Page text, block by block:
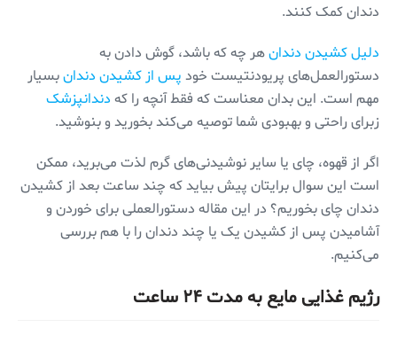
دندان کمک کنند.
دلیل کشیدن دندانهر چه که باشد، گوش دادن به
دستورالعمل‌های پریودنتیست خود پس از کشیدن دندانبسیار
مهم است. این بدان معناست که فقط آنچه را که دندانپزشک
زبرای راحتی و بهبودی شما توصیه می‌کند بخورید و بنوشید.
اگر از قهوه، چای یا سایر نوشیدنی‌های گرم لذت می‌برید، ممکن
است این سوال برایتان پیش بیاید که چند ساعت بعد از کشیدن
دندان چای بخوریم؟ در این مقاله دستورالعملی برای خوردن و
آشامیدن پس از کشیدن یک یا چند دندان را با هم بررسی
می‌کنیم.
رژیم غذایی مایع به مدت ۲۴ ساعت